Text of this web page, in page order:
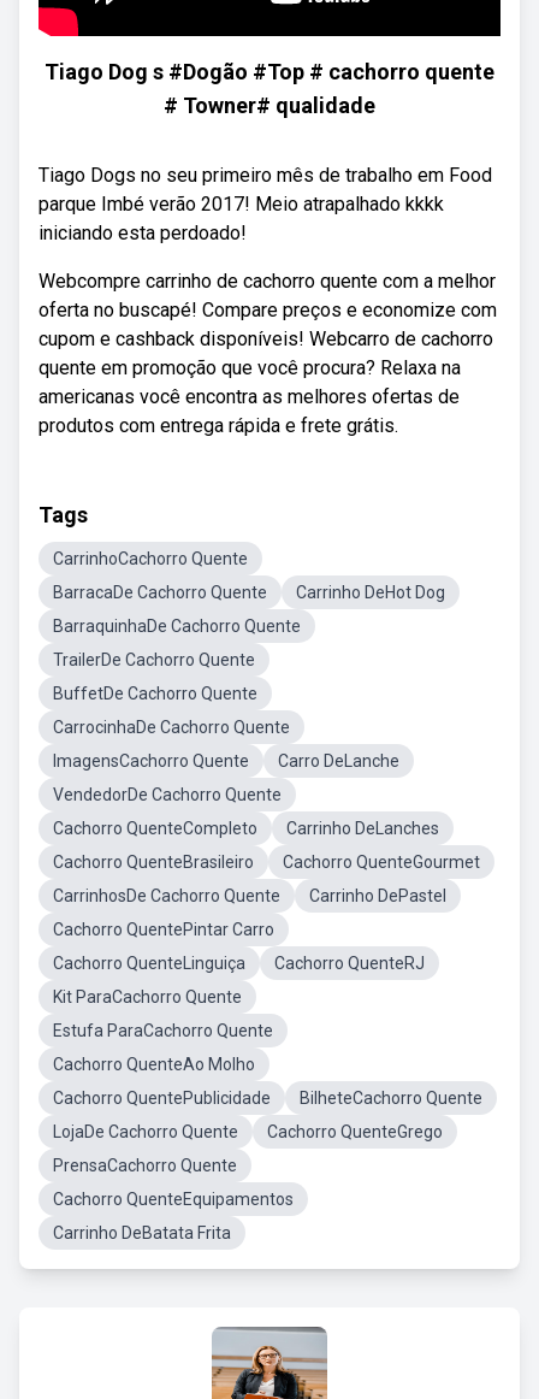
Tiago Dog s #Dogão #Top # cachorro quente
# Towner# qualidade
Tiago Dogs no seu primeiro mês de trabalho em Food
parque Imbé verão 2017! Meio atrapalhado kkkk
iniciando esta perdoado!
Webcompre carrinho de cachorro quente com a melhor
oferta no buscapé! Compare preços e economize com
cupom e cashback disponíveis! Webcarro de cachorro
quente em promoção que você procura? Relaxa na
americanas você encontra as melhores ofertas de
produtos com entrega rápida e frete grátis.
Tags
CarrinhoCachorro Quente
BarracaDe Cachorro Quente
Carrinho DeHot Dog
BarraquinhaDe Cachorro Quente
TrailerDe Cachorro Quente
BuffetDe Cachorro Quente
CarrocinhaDe Cachorro Quente
ImagensCachorro Quente
Carro DeLanche
VendedorDe Cachorro Quente
Cachorro QuenteCompleto
Carrinho DeLanches
Cachorro QuenteBrasileiro
Cachorro QuenteGourmet
CarrinhosDe Cachorro Quente
Carrinho DePastel
Cachorro QuentePintar Carro
Cachorro QuenteLinguiça
Cachorro QuenteRJ
Kit ParaCachorro Quente
Estufa ParaCachorro Quente
Cachorro QuenteAo Molho
Cachorro QuentePublicidade
BilheteCachorro Quente
LojaDe Cachorro Quente
Cachorro QuenteGrego
PrensaCachorro Quente
Cachorro QuenteEquipamentos
Carrinho DeBatata Frita